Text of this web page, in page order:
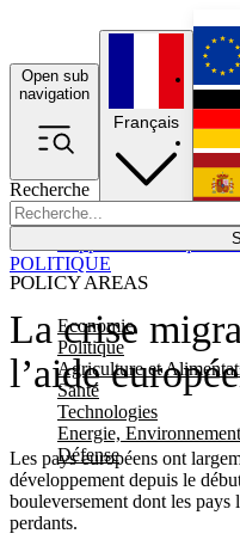
Open sub
navigation
Recherche
POLICY AREAS
Economie
Politique
Agriculture et
Santé
Technologies
Energie,
Défense
Français
La crise
l’aide
Les pays européens ont
développement depuis le
bouleversement dont les pays
perdants.
POLITIQUE